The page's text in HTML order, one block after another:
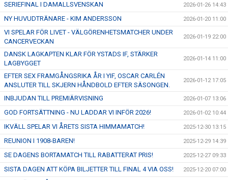
SERIEFINAL I DAMALLSVENSKAN 2026-01-26 14:43
NY HUVUDTRÄNARE - KIM ANDERSSON 2026-01-20 11:00
VI SPELAR FÖR LIVET - VÄLGÖRENHETSMATCHER UNDER
CANCERVECKAN
2026-01-19 22:00
DANSK LAGKAPTEN KLAR FÖR YSTADS IF, STÄRKER
LAGBYGGET
2026-01-14 11:00
EFTER SEX FRAMGÅNGSRIKA ÅR I YIF, OSCAR CARLÉN
ANSLUTER TILL SKJERN HÅNDBOLD EFTER SÄSONGEN.
2026-01-12 17:05
INBJUDAN TILL PREMIÄRVISNING 2026-01-07 13:06
GOD FORTSÄTTNING - NU LADDAR VI INFÖR 2026! 2026-01-02 10:44
IKVÄLL SPELAR VI ÅRETS SISTA HIMMAMATCH! 2025-12-30 13:15
REUNION I 1908-BAREN! 2025-12-29 14:39
SE DAGENS BORTAMATCH TILL RABATTERAT PRIS! 2025-12-27 09:33
SISTA DAGEN ATT KÖPA BILJETTER TILL FINAL 4 VIA OSS! 2025-12-20 07:00